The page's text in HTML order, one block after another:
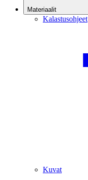
Materiaalit
Kalastusohjeet
Kuvat